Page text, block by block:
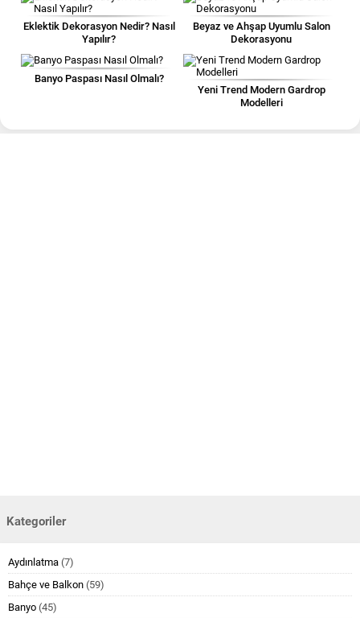
Eklektik Dekorasyon Nedir? Nasıl
Yapılır?
Beyaz ve Ahşap Uyumlu Salon
Dekorasyonu
Banyo Paspası Nasıl Olmalı?
Yeni Trend Modern Gardrop
Modelleri
Kategoriler
Aydınlatma (7)
Bahçe ve Balkon (59)
Banyo (45)